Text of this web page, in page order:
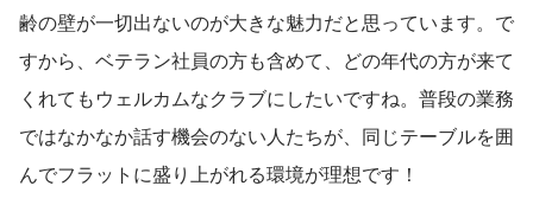
齢の壁が一切出ないのが大きな魅力だと思っています。で
すから、ベテラン社員の方も含めて、どの年代の方が来て
くれてもウェルカムなクラブにしたいですね。普段の業務
ではなかなか話す機会のない人たちが、同じテーブルを囲
んでフラットに盛り上がれる環境が理想です！